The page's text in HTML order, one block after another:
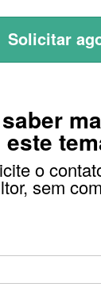
este
o
sem